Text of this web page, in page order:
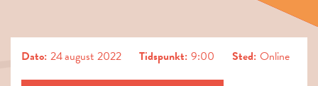
Dato: 24august 2022 Tidspunkt: 9:00 Sted: Online